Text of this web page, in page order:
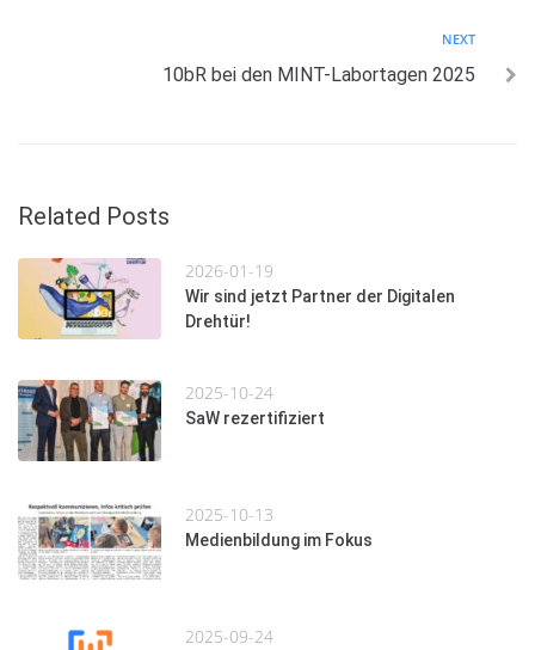
NEXT
10bR bei den MINT-Labortagen 2025
Related Posts
2026-01-19
Wir sind jetzt Partner der Digitalen
Drehtür!
2025-10-24
SaW rezertifiziert
2025-10-13
Medienbildung im Fokus
2025-09-24